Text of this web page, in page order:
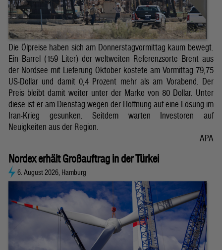
Die Ölpreise haben sich am Donnerstagvormittag kaum bewegt.
Ein Barrel (159 Liter) der weltweiten Referenzsorte Brent aus
der Nordsee mit Lieferung Oktober kostete am Vormittag 79,75
US-Dollar und damit 0,4 Prozent mehr als am Vorabend. Der
Preis bleibt damit weiter unter der Marke von 80 Dollar. Unter
diese ist er am Dienstag wegen der Hoffnung auf eine Lösung im
Iran-Krieg gesunken. Seitdem warten Investoren auf
Neuigkeiten aus der Region.
APA
Nordex erhält Großauftrag in der Türkei
6. August 2026, Hamburg